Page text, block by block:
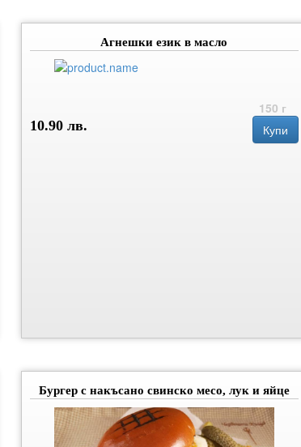
Агнешки език в масло
150 г
10.90 лв.
Купи
Бургер с накъсано свинско месо, лук и яйце